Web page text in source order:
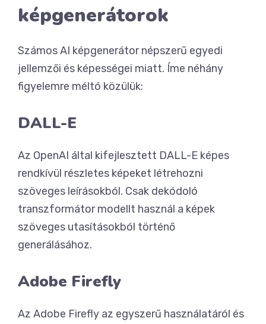
képgenerátorok
Számos AI képgenerátor népszerű egyedi
jellemzői és képességei miatt. Íme néhány
figyelemre méltó közülük:
DALL-E
Az OpenAI által kifejlesztett DALL-E képes
rendkívül részletes képeket létrehozni
szöveges leírásokból. Csak dekódoló
transzformátor modellt használ a képek
szöveges utasításokból történő
generálásához.
Adobe Firefly
Az Adobe Firefly az egyszerű használatáról és